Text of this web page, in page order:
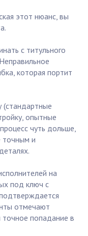
этот нюанс, вы
с титульного
которая портит
(стандартные
опытные
чуть дольше,
точным и
на
под ключ с
отмечают
попадание в